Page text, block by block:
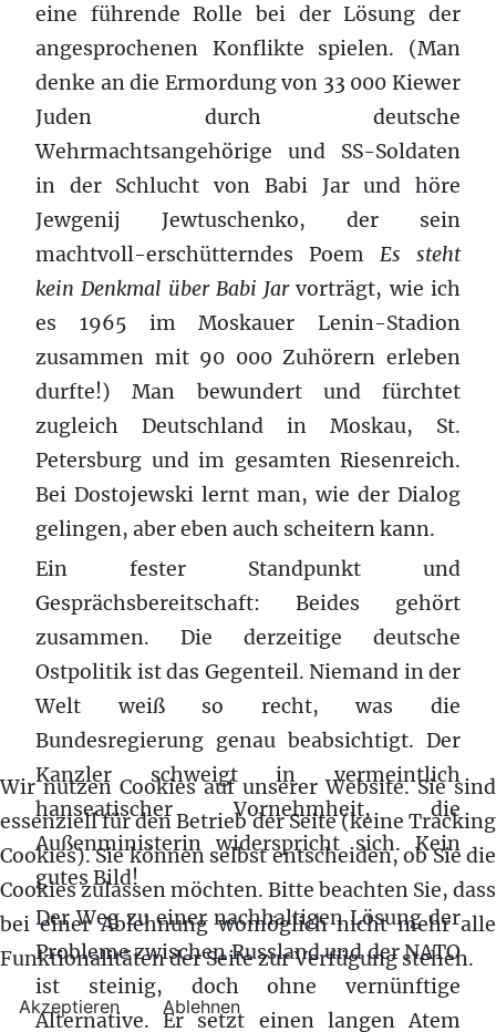
eine führende Rolle bei der Lösung der
angesprochenen Konflikte spielen. (Man
denke an die Ermordung von 33 000 Kiewer
Juden durch deutsche
Wehrmachtsangehörige und SS-Soldaten
in der Schlucht von Babi Jar und höre
Jewgenij Jewtuschenko, der sein
machtvoll-erschütterndes Poem Es steht
kein Denkmal über Babi Jarvorträgt, wie ich
es 1965 im Moskauer Lenin-Stadion
zusammen mit 90 000 Zuhörern erleben
durfte!) Man bewundert und fürchtet
zugleich Deutschland in Moskau, St.
Petersburg und im gesamten Riesenreich.
Bei Dostojewski lernt man, wie der Dialog
gelingen, aber eben auch scheitern kann.
Ein fester Standpunkt und
Gesprächsbereitschaft: Beides gehört
zusammen. Die derzeitige deutsche
Ostpolitik ist das Gegenteil. Niemand in der
Welt weiß so recht, was die
Bundesregierung genau beabsichtigt. Der
Kanzler schweigt in vermeintlich
hanseatischer Vornehmheit, die
Außenministerin widerspricht sich. Kein
gutes Bild!
Der Weg zu einer nachhaltigen Lösung der
Probleme zwischen Russland und der NATO
ist steinig, doch ohne vernünftige
Alternative. Er setzt einen langen Atem
Wir nutzen Cookies auf unserer Website. Sie sind
essenziell für den Betrieb der Seite (keine Tracking
Cookies). Sie können selbst entscheiden, ob Sie die
Cookies zulassen möchten. Bitte beachten Sie, dass
bei einer Ablehnung womöglich nicht mehr alle
Funktionalitäten der Seite zur Verfügung stehen.
Akzeptieren Ablehnen